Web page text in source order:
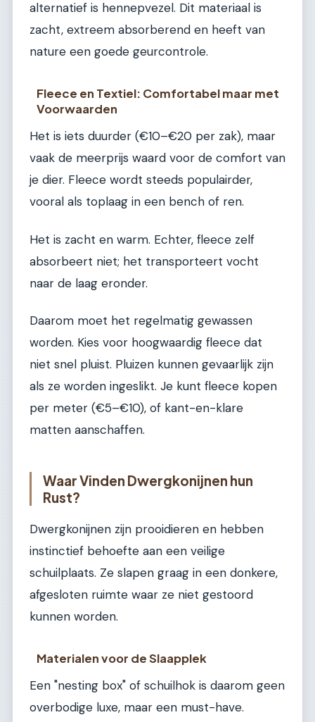
alternatief is hennepvezel. Dit materiaal is
zacht, extreem absorberend en heeft van
nature een goede geurcontrole.
Fleece en Textiel: Comfortabel maar met
Voorwaarden
Het is iets duurder (€10–€20 per zak), maar
vaak de meerprijs waard voor de comfort van
je dier. Fleece wordt steeds populairder,
vooral als toplaag in een bench of ren.
Het is zacht en warm. Echter, fleece zelf
absorbeert niet; het transporteert vocht
naar de laag eronder.
Daarom moet het regelmatig gewassen
worden. Kies voor hoogwaardig fleece dat
niet snel pluist. Pluizen kunnen gevaarlijk zijn
als ze worden ingeslikt. Je kunt fleece kopen
per meter (€5–€10), of kant-en-klare
matten aanschaffen.
Waar Vinden Dwergkonijnen hun
Rust?
Dwergkonijnen zijn prooidieren en hebben
instinctief behoefte aan een veilige
schuilplaats. Ze slapen graag in een donkere,
afgesloten ruimte waar ze niet gestoord
kunnen worden.
Materialen voor de Slaapplek
Een "nesting box" of schuilhok is daarom geen
overbodige luxe, maar een must-have.